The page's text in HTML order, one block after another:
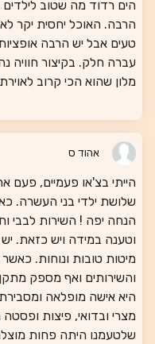
הים רדוד מה שטוב
הרבה. האוכל יחסית יקר
טעים אבל יש הרבה
עברה חלק. בקיצור
מלון שהוא הכי קרוב
אהוד ס
שלושת ילדי בני העשרה.
הנחה יפה ! השירות לבבי
וטענה במידה ויש כזאת.
מיטות טובות ונוחות.
והשירותים ואף מספק
היא אישה מופלאה
מצרי ובדואי, פיצות
שלטעמנו היתה פחות